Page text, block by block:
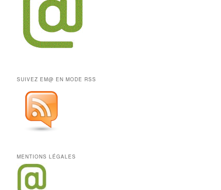
SUIVEZ EM@ EN MODE RSS
MENTIONS LÉGALES